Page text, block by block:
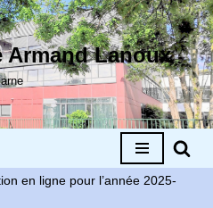
Armand Lanoux
en ligne pour l’année 2025-